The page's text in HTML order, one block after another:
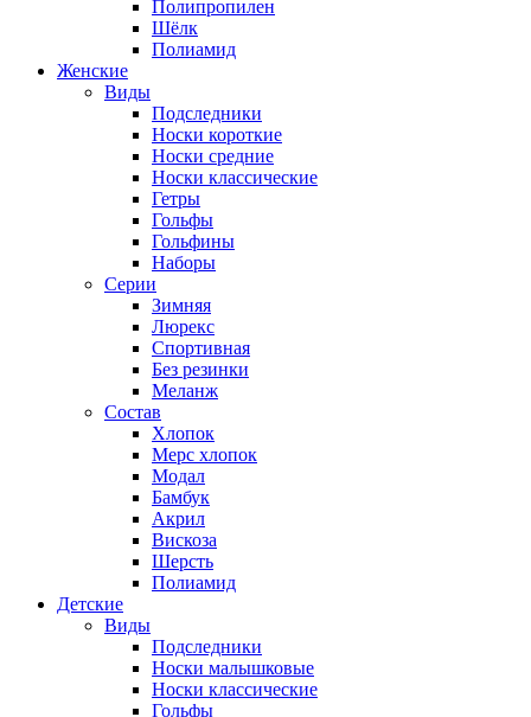
Полипропилен
Шёлк
Полиамид
Женские
Виды
Подследники
Носки короткие
Носки средние
Носки классические
Гетры
Гольфы
Гольфины
Наборы
Серии
Зимняя
Люрекс
Спортивная
Без резинки
Меланж
Состав
Хлопок
Мерс хлопок
Модал
Бамбук
Акрил
Вискоза
Шерсть
Полиамид
Детские
Виды
Подследники
Носки малышковые
Носки классические
Гольфы